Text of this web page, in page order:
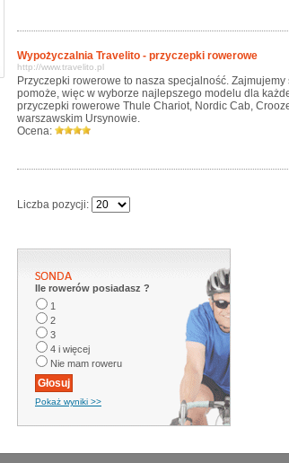
Wypożyczalnia Travelito - przyczepki rowerowe
http://www.travelito.pl
Przyczepki rowerowe to nasza specjalność.
pomoże, więc w wyborze najlepszego modelu dla
przyczepki rowerowe Thule Chariot, Nordic Cab,
warszawskim Ursynowie.
Ocena:
Liczba pozycji:
Ile rowerów posiadasz ?
1
2
3
4 i więcej
Nie mam roweru
Pokaż wyniki >>